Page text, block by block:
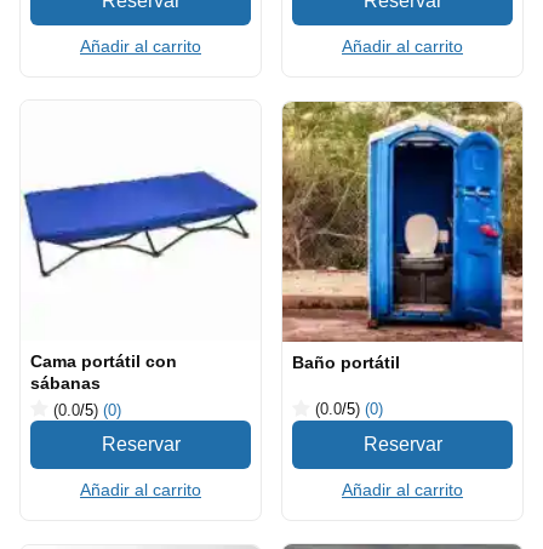
Añadir al carrito Añadir al carrito
Cama portátil con
sábanas
(0.0/5) (0)
Añadir al carrito
Baño portátil
(0.0/5) (0)
Añadir al carrito